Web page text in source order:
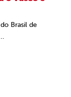
Brasil de